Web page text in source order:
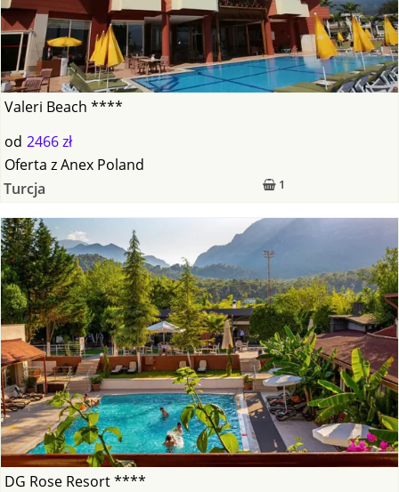
Valeri Beach ****
od 2466 zł
1
Oferta zAnex Poland
Turcja
DG Rose Resort ****